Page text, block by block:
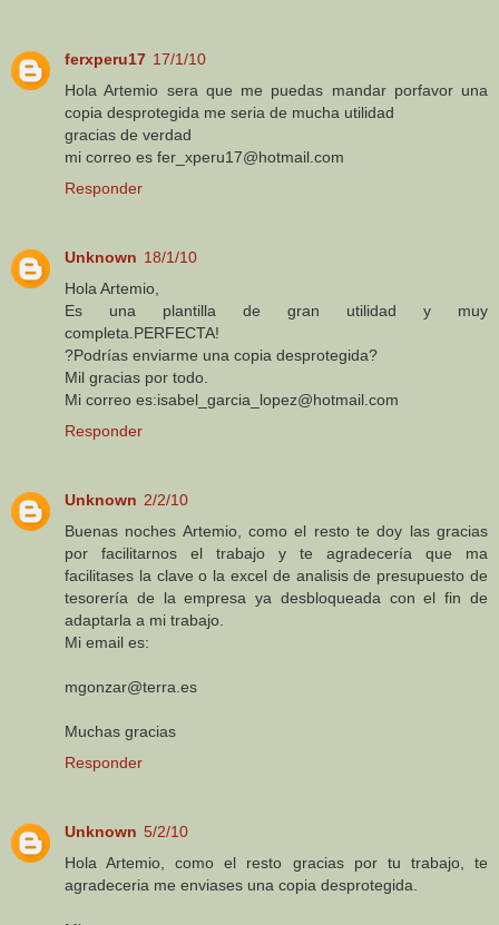
ferxperu17 17/1/10
Hola Artemio sera que me puedas mandar porfavor una
copia desprotegida me seria de mucha utilidad
gracias de verdad
mi correo es fer_xperu17@hotmail.com
Responder
Unknown 18/1/10
Hola Artemio,
Es una plantilla de gran utilidad y muy
completa.PERFECTA!
?Podrías enviarme una copia desprotegida?
Mil gracias por todo.
Mi correo es:isabel_garcia_lopez@hotmail.com
Responder
Unknown 2/2/10
Buenas noches Artemio, como el resto te doy las gracias
por facilitarnos el trabajo y te agradecería que ma
facilitases la clave o la excel de analisis de presupuesto de
tesorería de la empresa ya desbloqueada con el fin de
adaptarla a mi trabajo.
Mi email es:
mgonzar@terra.es
Muchas gracias
Responder
Unknown 5/2/10
Hola Artemio, como el resto gracias por tu trabajo, te
agradeceria me enviases una copia desprotegida.